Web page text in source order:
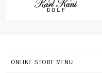
ONLINE STORE MENU